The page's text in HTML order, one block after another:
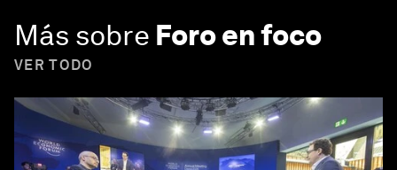
Más sobre Foro en foco
VER TODO